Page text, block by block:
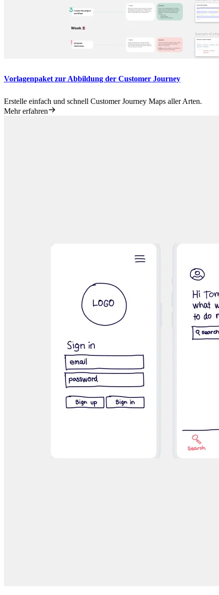
Vorlagenpaket zur Abbildung der Customer Journey
Erstelle einfach und schnell Customer Journey Maps aller Arten.
Mehr erfahren